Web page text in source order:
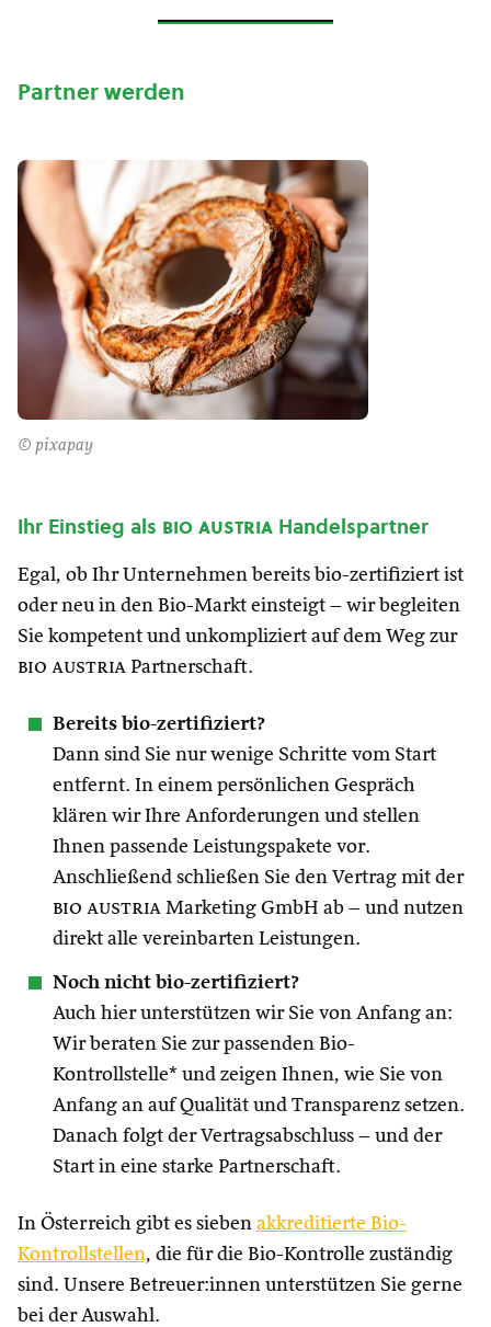
Partner werden
© pixapay
Ihr Einstieg als bio austria Handelspartner
Egal, ob Ihr Unternehmen bereits bio-zertifiziert ist
oder neu in den Bio-Markt einsteigt – wir begleiten
Sie kompetent und unkompliziert auf dem Weg zur
bio austria Partnerschaft.
Bereits bio-zertifiziert?
Dann sind Sie nur wenige Schritte vom Start
entfernt. In einem persönlichen Gespräch
klären wir Ihre Anforderungen und stellen
Ihnen passende Leistungspakete vor.
Anschließend schließen Sie den Vertrag mit der
bio austria Marketing GmbH ab – und nutzen
direkt alle vereinbarten Leistungen.
Noch nicht bio-zertifiziert?
Auch hier unterstützen wir Sie von Anfang an:
Wir beraten Sie zur passenden Bio-
Kontrollstelle* und zeigen Ihnen, wie Sie von
Anfang an auf Qualität und Transparenz setzen.
Danach folgt der Vertragsabschluss – und der
Start in eine starke Partnerschaft.
In Österreich gibt es sieben akkreditierte Bio-
Kontrollstellen, die für die Bio-Kontrolle zuständig
sind. Unsere Betreuer:innen unterstützen Sie gerne
bei der Auswahl.